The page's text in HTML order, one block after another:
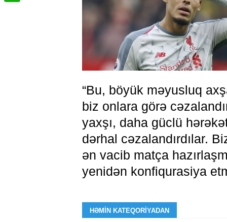
“Bu, böyük məyusluq
biz onlara görə
yaxşı, daha güclü
dərhal cəzalandırdılar.
ən vacib matça
yenidən konfiqurasiya
HƏMIN KATEQORIYADAN